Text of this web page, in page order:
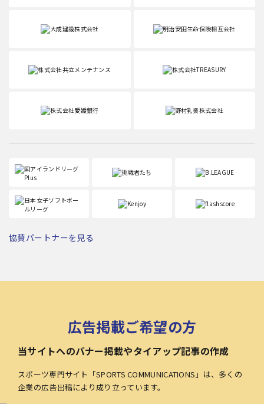
協賛パートナーを見る
広告掲載ご希望の方
当サイトへのバナー掲載やタイアップ記事の作成
スポーツ専門サイト「SPORTS COMMUNICATIONS」は、多くの
企業の広告出稿により成り立っています。